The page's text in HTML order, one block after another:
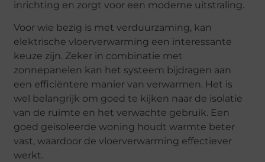
inrichting en zorgt voor een moderne uitstraling.
Voor wie bezig is met verduurzaming, kan
elektrische vloerverwarming een interessante
keuze zijn. Zeker in combinatie met
zonnepanelen kan het systeem bijdragen aan
een efficiëntere manier van verwarmen. Het is
wel belangrijk om goed te kijken naar de isolatie
van de ruimte en het verwachte gebruik. Een
goed geïsoleerde woning houdt warmte beter
vast, waardoor de vloerverwarming effectiever
werkt.